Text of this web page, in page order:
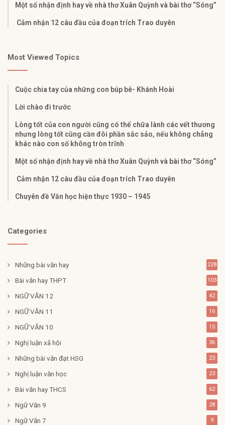
Một số nhận định hay về nhà thơ Xuân Quỳnh và bài thơ “Sóng”
Cảm nhận 12 câu đầu của đoạn trích Trao duyên
Most Viewed Topics
Cuộc chia tay của những con búp bê- Khánh Hoài
Lời chào đi trước
Lòng tốt của con người cũng có thể chữa lành các vết thương
nhưng lòng tốt cũng cần đôi phần sắc sảo, nếu không chẳng
khác nào con số không tròn trĩnh
Một số nhận định hay về nhà thơ Xuân Quỳnh và bài thơ “Sóng”
Cảm nhận 12 câu đầu của đoạn trích Trao duyên
Chuyên đề Văn học hiện thực 1930 – 1945
Categories
Những bài văn hay 228
Bài văn hay THPT 103
NGỮ VĂN 12 42
NGỮ VĂN 11 16
NGỮ VĂN 10 15
Nghị luận xã hội 36
Những bài văn đạt HSG 23
Nghị luận văn học 23
Bài văn hay THCS 62
Ngữ Văn 9 28
Ngữ Văn 7 9